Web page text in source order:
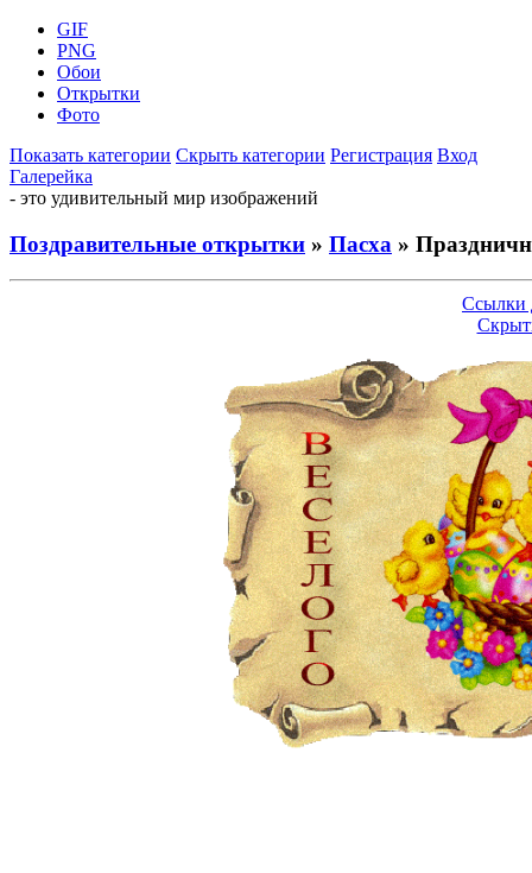
GIF
PNG
Обои
Открытки
Фото
Показать категории Скрыть категории Регистрация Вход
Галерейка
- это удивительный мир изображений
Поздравительные открытки » Пасха »
Ссылки